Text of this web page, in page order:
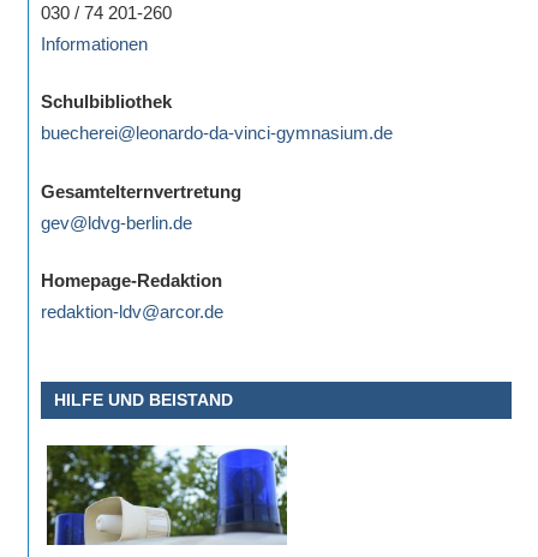
030 / 74 201-260
Informationen
Schulbibliothek
buecherei@leonardo-da-vinci-gymnasium.de
Gesamtelternvertretung
gev@ldvg-berlin.de
Homepage-Redaktion
redaktion-ldv@arcor.de
HILFE UND BEISTAND